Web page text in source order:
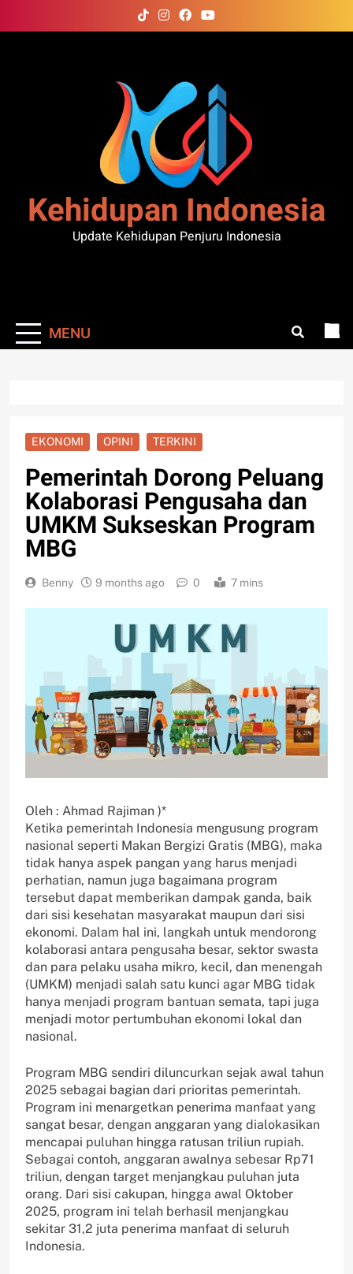
to
Kehidupan Indonesia
Update Kehidupan Penjuru Indonesia
MENU
EKONOMI OPINI TERKINI
Pemerintah Dorong Peluang
Kolaborasi Pengusaha dan
UMKM Sukseskan Program
MBG
Benny 9 months ago 0 7 mins
Oleh : Ahmad Rajiman )*
Ketika pemerintah Indonesia mengusung program
nasional seperti Makan Bergizi Gratis (MBG), maka
tidak hanya aspek pangan yang harus menjadi
perhatian, namun juga bagaimana program
tersebut dapat memberikan dampak ganda, baik
dari sisi kesehatan masyarakat maupun dari sisi
ekonomi. Dalam hal ini, langkah untuk mendorong
kolaborasi antara pengusaha besar, sektor swasta
dan para pelaku usaha mikro, kecil, dan menengah
(UMKM) menjadi salah satu kunci agar MBG tidak
hanya menjadi program bantuan semata, tapi juga
menjadi motor pertumbuhan ekonomi lokal dan
nasional.
Program MBG sendiri diluncurkan sejak awal tahun
2025 sebagai bagian dari prioritas pemerintah.
Program ini menargetkan penerima manfaat yang
sangat besar, dengan anggaran yang dialokasikan
mencapai puluhan hingga ratusan triliun rupiah.
Sebagai contoh, anggaran awalnya sebesar Rp71
triliun, dengan target menjangkau puluhan juta
orang. Dari sisi cakupan, hingga awal Oktober
2025, program ini telah berhasil menjangkau
sekitar 31,2 juta penerima manfaat di seluruh
Indonesia.